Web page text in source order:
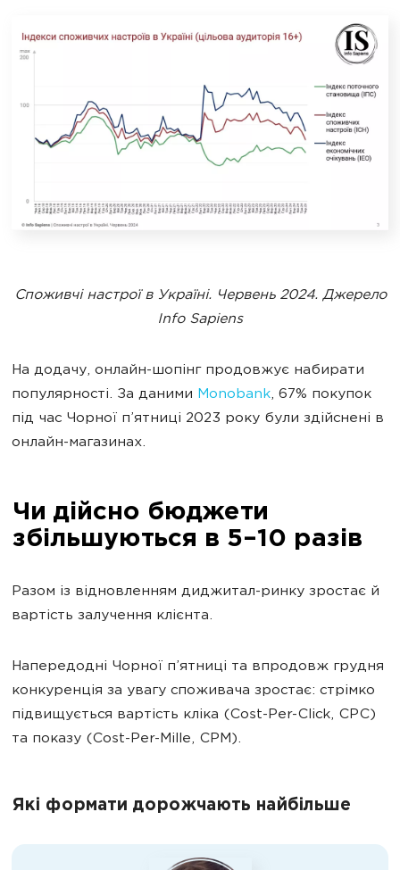
Споживчі настрої в Україні. Червень 2024. Джерело
Info Sapiens
На додачу, онлайн-шопінг продовжує набирати
популярності. За даними Monobank, 67% покупок
під час Чорної п’ятниці 2023 року були здійснені в
онлайн-магазинах.
Чи дійсно бюджети
збільшуються в 5–10 разів
Разом із відновленням диджитал-ринку зростає й
вартість залучення клієнта.
Напередодні Чорної п’ятниці та впродовж грудня
конкуренція за увагу споживача зростає: стрімко
підвищується вартість кліка (Cost-Per-Click, CPC)
та показу (Cost-Per-Mille, CPM).
Які формати дорожчають найбільше